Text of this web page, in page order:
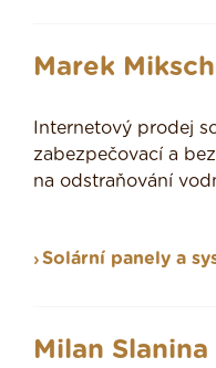
Marek
Internetový prodej
zabezpečovací a
na odstraňování
Solární panely a
Milan Slanina